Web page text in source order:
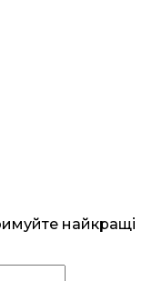
найкращі